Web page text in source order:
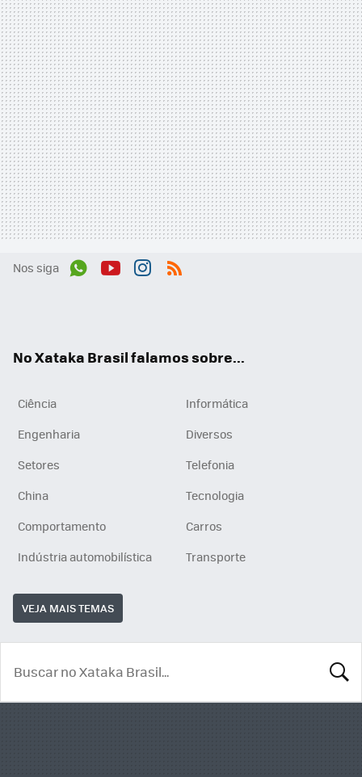
Nos siga
No Xataka Brasil falamos sobre...
Ciência
Informática
Engenharia
Diversos
Setores
Telefonia
China
Tecnologia
Comportamento
Carros
Indústria automobilística
Transporte
VEJA MAIS TEMAS